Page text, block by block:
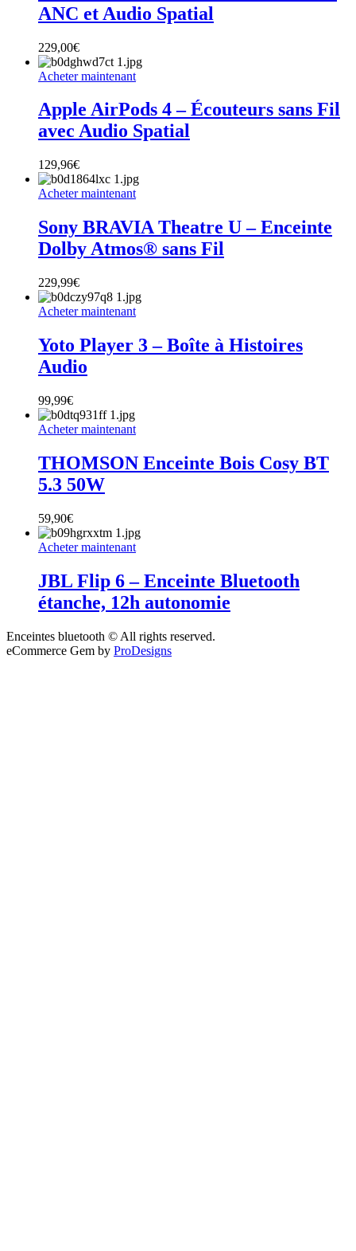
ANC et Audio Spatial
229,00€
Acheter maintenant
Apple AirPods 4 – Écouteurs sans Fil
avec Audio Spatial
129,96€
Acheter maintenant
Sony BRAVIA Theatre U – Enceinte
Dolby Atmos® sans Fil
229,99€
Acheter maintenant
Yoto Player 3 – Boîte à Histoires
Audio
99,99€
Acheter maintenant
THOMSON Enceinte Bois Cosy BT
5.3 50W
59,90€
Acheter maintenant
JBL Flip 6 – Enceinte Bluetooth
étanche, 12h autonomie
Enceintes bluetooth © All rights reserved.
eCommerce Gem by ProDesigns